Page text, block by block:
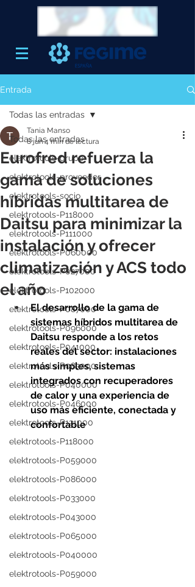
Entrada
Todas las entradas
elektrotools-grupo
elektrotools-proveedor
elektrotools-socio
elektrotools-P118000
elektrotools-P111000
elektrotools-P060000
elektrotools-P027000
elektrotools-P102000
elektrotools-P087000
elektrotools-P096000
elektrotools-P041000
elektrotools-P083000
elektrotools-P040000
elektrotools-P046000
elektrotools-P121000
elektrotools-P118000
elektrotools-P059000
elektrotools-P086000
elektrotools-P033000
elektrotools-P043000
elektrotools-P065000
elektrotools-P040000
elektrotools-P059000
Todas las entradas
Eurofred refuerza la
gama de soluciones
híbridas multitarea de
Daitsu para minimizar la
instalación y ofrecer
climatización y ACS todo
el año
Tania Manso
8 jun4 min de lectura
El desarrollo de la gama de
sistemas híbridos multitarea de
Daitsu responde a los retos
reales del sector: instalaciones
más simples, sistemas
integrados con recuperadores
de calor y una experiencia de
uso más eficiente, conectada y
confortable